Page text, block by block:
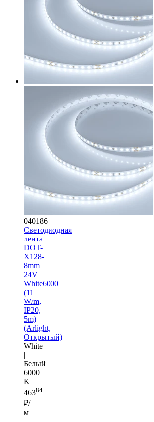
040186
Светодиодная
лента
DOT-
X128-
8mm
24V
White6000
(11
W/m,
IP20,
5m)
(Arlight,
Открытый)
White
|
Белый
6000
K
46384
₽/
м